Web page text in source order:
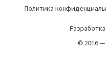
Политика
© 2016 —